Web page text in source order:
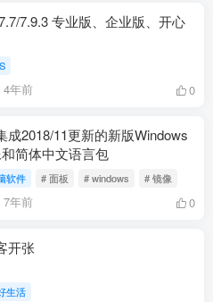
7.9.3 专业版、企业版、开心
4年前 0
成2018/11更新的新版Windows
简体中文语言包
软件 # 面板 # windows # 镜像
7年前 0
开张
生活